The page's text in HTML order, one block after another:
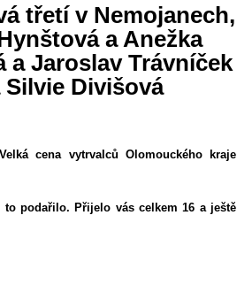
třetí v Nemojanech,
a Anežka
a Jaroslav Trávníček
Divišová
cena vytrvalců Olomouckého kraje
podařilo. Přijelo vás celkem 16 a ještě